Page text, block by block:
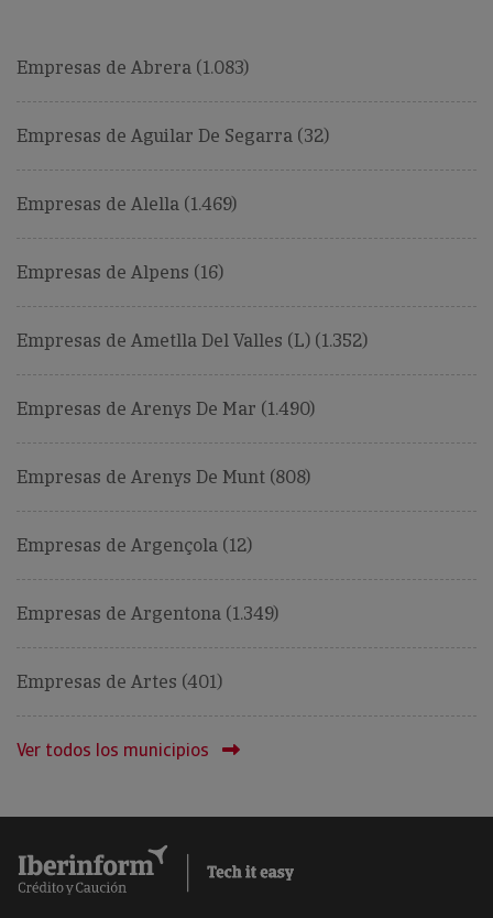
Empresas de Abrera (1.083)
Empresas de Aguilar De Segarra (32)
Empresas de Alella (1.469)
Empresas de Alpens (16)
Empresas de Ametlla Del Valles (L) (1.352)
Empresas de Arenys De Mar (1.490)
Empresas de Arenys De Munt (808)
Empresas de Argençola (12)
Empresas de Argentona (1.349)
Empresas de Artes (401)
Ver todos los municipios